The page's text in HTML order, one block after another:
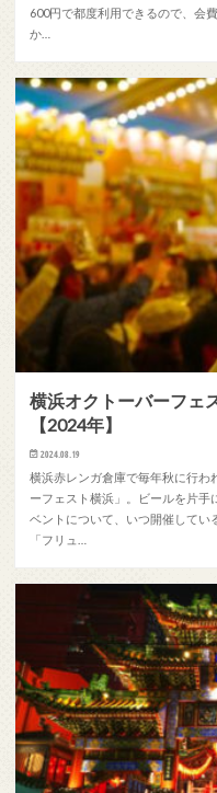
600円で都度利用できるので、会
か…
横浜オクトーバーフェ
【2024年】
2024.08.19
横浜赤レンガ倉庫で毎年秋に行わ
ーフェスト横浜」。ビールを片手
ベントについて、いつ開催してい
「フリュ…